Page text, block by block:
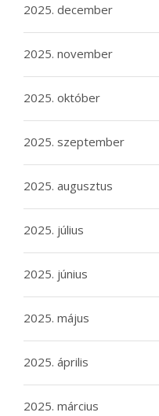
2025. december
2025. november
2025. október
2025. szeptember
2025. augusztus
2025. július
2025. június
2025. május
2025. április
2025. március